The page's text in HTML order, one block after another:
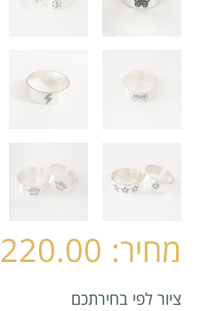
220.00
ציור לפי בחירתכם